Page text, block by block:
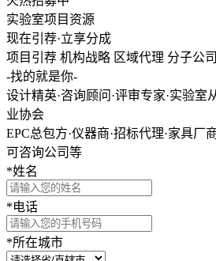
实验室项目资源
现在引荐·立享分成
项目引荐 机构战略 区域代理 分子公司
-找的就是你-
设计精英·咨询顾问·评审专家·实验室
业协会
EPC总包方·仪器商·招标代理·家具厂
可咨询公司等
*姓名
*电话
*所在城市